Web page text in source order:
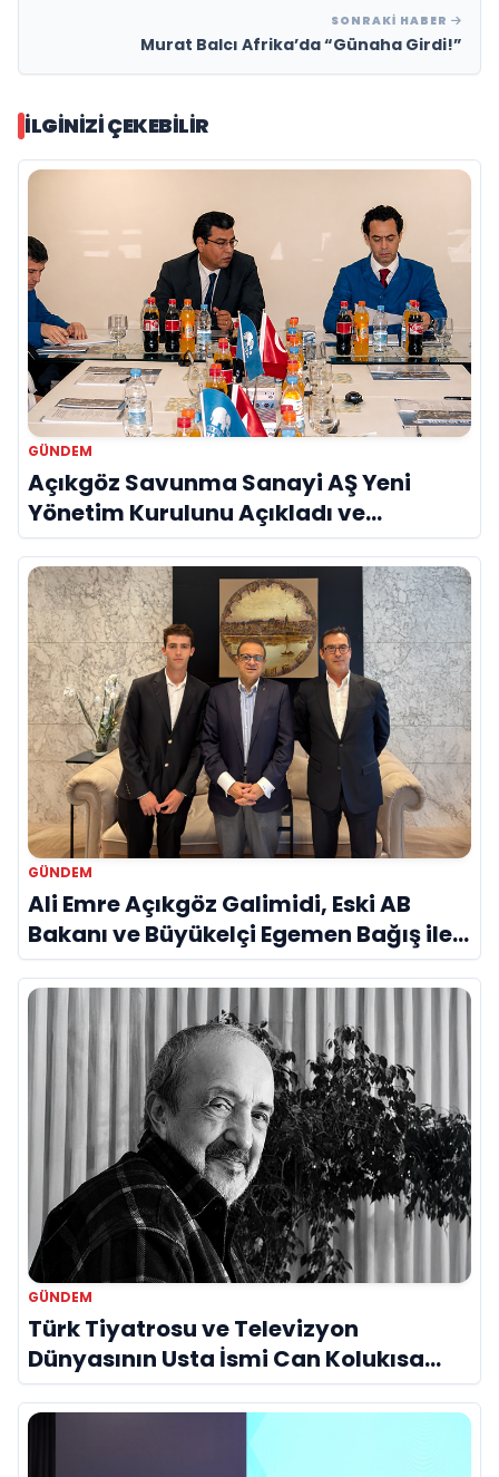
SONRAKI HABER
Murat Balcı Afrika’da “Günaha Girdi!”
İLGINIZI ÇEKEBILIR
GÜNDEM
Açıkgöz Savunma Sanayi AŞ Yeni
Yönetim Kurulunu Açıkladı ve
Savunma Sanayinde Küresel Vizyon
Vurgusu
GÜNDEM
Ali Emre Açıkgöz Galimidi, Eski AB
Bakanı ve Büyükelçi Egemen Bağış ile
Bir Araya Geldi
GÜNDEM
Türk Tiyatrosu ve Televizyon
Dünyasının Usta İsmi Can Kolukısa
Hayatını Kaybetti